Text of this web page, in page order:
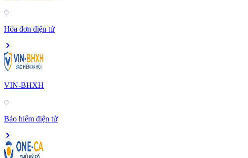
Hóa đơn điện tử
VIN-BHXH
Bảo hiểm điện tử